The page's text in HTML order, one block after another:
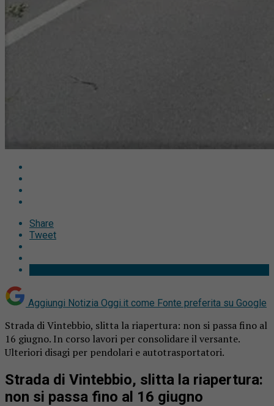
Share
Tweet
Aggiungi Notizia Oggi.it come Fonte preferita su Google
Strada di Vintebbio, slitta la riapertura: non si passa fino al
16 giugno. In corso lavori per consolidare il versante.
Ulteriori disagi per pendolari e autotrasportatori.
Strada di Vintebbio, slitta la riapertura:
non si passa fino al 16 giugno